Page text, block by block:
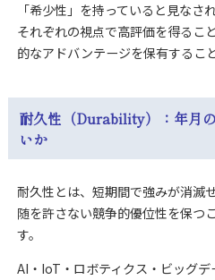
「希少性」を持っていると見なされ
それぞれの視点で高評価を得るこ
的なアドバンテージを保有するこ
耐久性（Durability）：年月
いか
耐久性とは、短期間で強みが消滅
随を許さない競争的優位性を保つ
す。
AI・IoT・ロボティクス・ビッグ